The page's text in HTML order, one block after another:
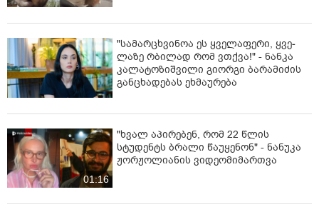
"სა­მარ­ცხვი­ნოა ეს ყვე­ლა­ფე­რი, ყვე­
ლა­ზე რბი­ლად რომ ვთქვა!" - ნანკა
კალატოზიშვილი გიორგი ბარამიძის
განცხადებას ეხმაურება
01:16
"ხვალ აპირებენ, რომ 22 წლის
სტუდენტს ბრალი წაუყენონ" - ნანუკა
ჟორჟოლიანის ვიდეომიმართვა